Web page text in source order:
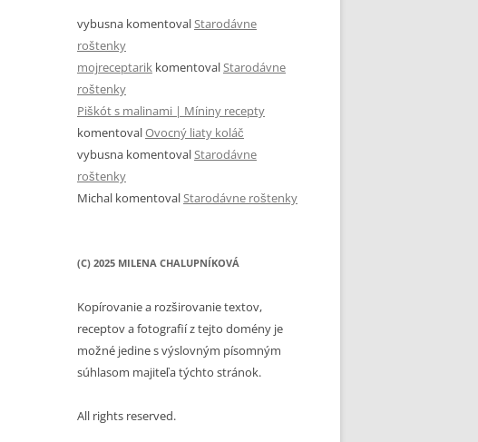
vybusna komentovalStarodávne
roštenky
mojreceptarik komentovalStarodávne
roštenky
Piškót s malinami | Míniny recepty
komentovalOvocný liaty koláč
vybusna komentovalStarodávne
roštenky
Michal komentovalStarodávne roštenky
(C) 2025 MILENA CHALUPNÍKOVÁ
Kopírovanie a rozširovanie textov,
receptov a fotografií z tejto domény je
možné jedine s výslovným písomným
súhlasom majiteľa týchto stránok.
All rights reserved.